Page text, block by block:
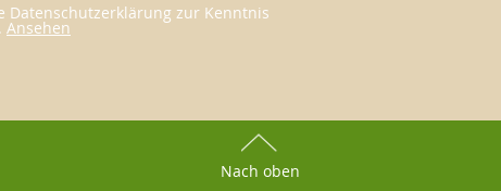
Datenschutzerklärung zur Kenntnis
Ansehen
Nach oben